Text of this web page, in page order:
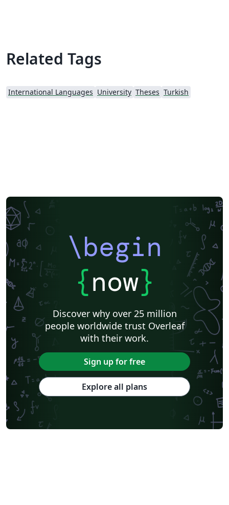
Related Tags
International Languages University Theses Turkish
\begin
{now}
Discover why over 25 million
people worldwide trust Overleaf
with their work.
Sign up for free
Explore all plans